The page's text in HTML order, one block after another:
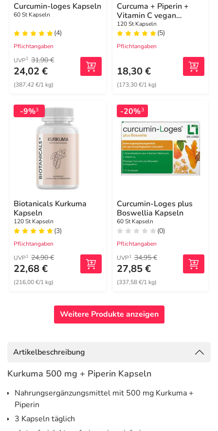
Curcumin-loges Kapseln
60 St Kapseln
(4)
Pflichtangaben
UVP1 31,90 €
24,02 €
(387,42 €/1 kg)
Curcuma + Piperin +
Vitamin C vegan
Kapseln
120 St Kapseln
(5)
Pflichtangaben
18,30 €
(173,30 €/1 kg)
-9%3
Biotanicals Kurkuma
Kapseln
120 St Kapseln
(3)
Pflichtangaben
UVP1 24,90 €
22,68 €
(216,00 €/1 kg)
-20%3
Curcumin-Loges plus
Boswellia Kapseln
60 St Kapseln
(0)
Pflichtangaben
UVP1 34,95 €
27,85 €
(337,58 €/1 kg)
Weitere Produkte anzeigen
Artikelbeschreibung
Kurkuma 500 mg + Piperin Kapseln
Nahrungsergänzungsmittel mit 500 mg Kurkuma +
Piperin
3 Kapseln täglich